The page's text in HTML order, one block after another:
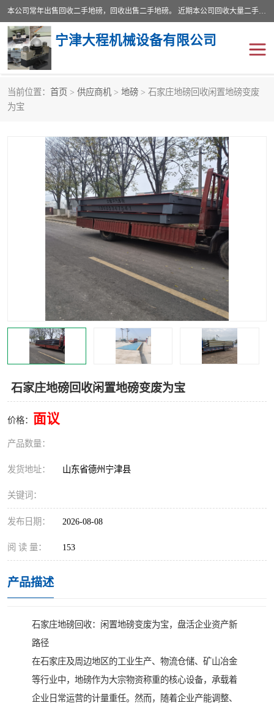
本公司常年出售回收二手地磅，回收出售二手地磅。 近期本公司回收大量二手地磅，型号齐全，宽度从2米到3.5米，长度5米到25米，承重吨位从10到200吨，成色7—9成新。 ? 使用年限6个月至2年，产品来源于个人闲置品，工矿企业停用品，因小换大而来。 精准度和新的一样， 二手地磅是内行人的选择，打个电话就省钱朋友您好等什么
宁津大程机械设备有限公司
当前位置： 首页 > 供应商机 > 地磅 > 石家庄地磅回收闲置地磅变废
为宝
石家庄地磅回收闲置地磅变废为宝
价格： 面议
产品数量：
发货地址： 山东省德州宁津县
关键词：
发布日期： 2026-08-08
阅 读 量： 153
产品描述
石家庄地磅回收：闲置地磅变废为宝，盘活企业资产新
路径
在石家庄及周边地区的工业生产、物流仓储、矿山冶金
等行业中，地磅作为大宗物资称重的核心设备，承载着
企业日常运营的计量重任。然而，随着企业产能调整、
地磅
地磅传感器 废纸打包机
烘干机 食品烘干机
装载机电子秤 输送机
半自动输送机 全自动输送机
食品螺旋塔
木材撕碎机
塑料撕碎机 金属撕碎机